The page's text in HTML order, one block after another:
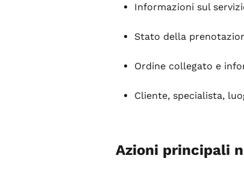
Informazioni sul
Stato della
Ordine collegato e
Cliente, specialista,
Azioni principali